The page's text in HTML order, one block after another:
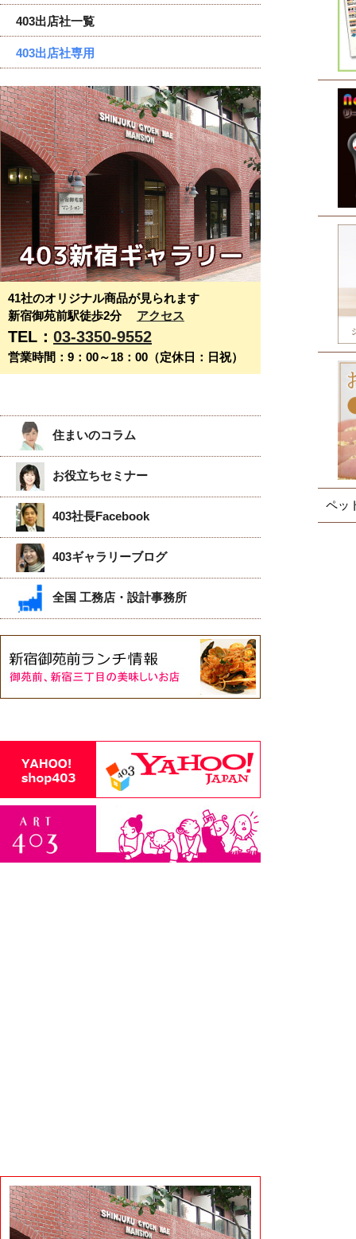
403出店社一覧
403出店社専用
41社のオリジナル商品が見られます
新宿御苑前駅徒歩2分 アクセス
TEL： 03-3350-9552
営業時間：9：00～18：00（定休日：日祝）
住まいのコラム
お役立ちセミナー
403社長Facebook
403ギャラリーブログ
全国 工務店・設計事務所
ペ